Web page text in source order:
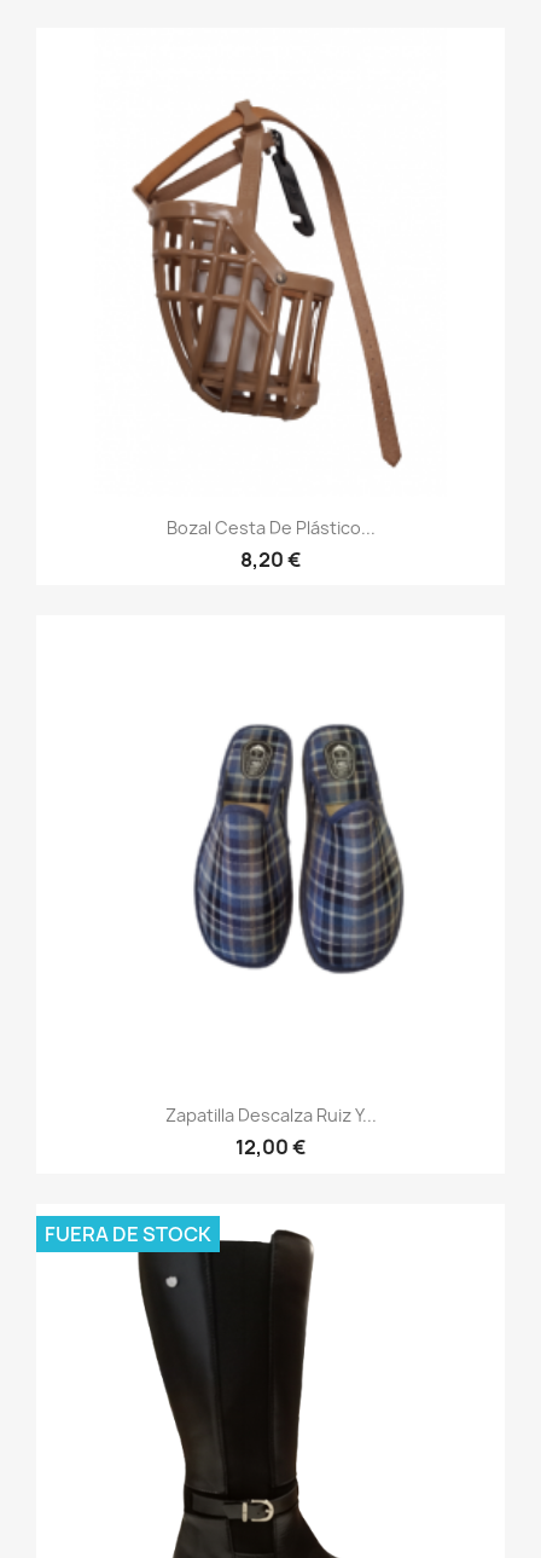
Bozal Cesta De Plástico...
8,20 €
Zapatilla Descalza Ruiz Y...
12,00 €
FUERA DE STOCK